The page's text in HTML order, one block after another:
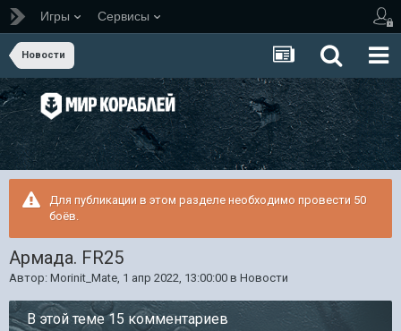
Игры Сервисы
Новости
Для публикации в этом разделе необходимо провести 50
боёв.
Армада. FR25
Автор: Morinit_Mate, 1 апр 2022, 13:00:00 в Новости
В этой теме 15 комментариев